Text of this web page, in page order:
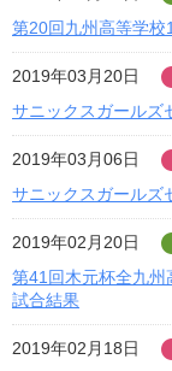
第20回九州高等学
2019年03月20日
サニックスガールズ
2019年03月06日
サニックスガールズ
2019年02月20日
第41回木元杯全九
試合結果
2019年02月18日